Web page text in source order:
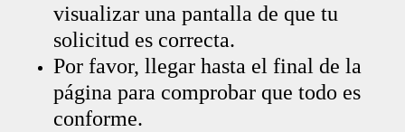
visualizar una pantalla de que tu
solicitud es correcta.
Por favor, llegar hasta el final de la
página para comprobar que todo es
conforme.